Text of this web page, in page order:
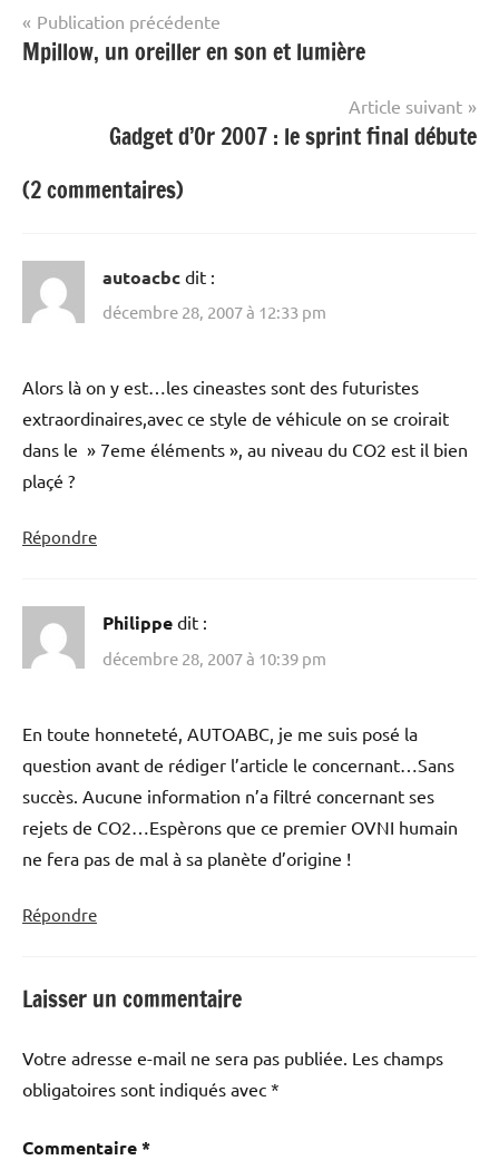
Navigation
de
Publication précédente
Mpillow, un oreiller en son et lumière
Article suivant
Gadget d’Or 2007 : le sprint final débute
(2 commentaires)
autoacbc dit :
décembre 28, 2007 à 12:33 pm
Alors là on y est…les cineastes sont des futuristes
extraordinaires,avec ce style de véhicule on se croirait
dans le » 7eme éléments », au niveau du CO2 est il bien
plaçé ?
Répondre
Philippe dit :
décembre 28, 2007 à 10:39 pm
En toute honneteté, AUTOABC, je me suis posé la
question avant de rédiger l’article le concernant…Sans
succès. Aucune information n’a filtré concernant ses
rejets de CO2…Espèrons que ce premier OVNI humain
ne fera pas de mal à sa planète d’origine !
Répondre
Laisser un commentaire
Votre adresse e-mail ne sera pas publiée. Les champs
obligatoires sont indiqués avec *
Commentaire*